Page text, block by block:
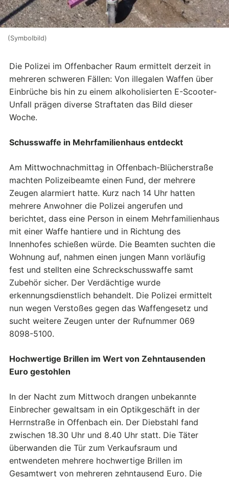
(Symbolbild)
Die Polizei im Offenbacher Raum ermittelt derzeit in
mehreren schweren Fällen: Von illegalen Waffen über
Einbrüche bis hin zu einem alkoholisierten E-Scooter-
Unfall prägen diverse Straftaten das Bild dieser
Woche.
Schusswaffe in Mehrfamilienhaus entdeckt
Am Mittwochnachmittag in Offenbach-Blücherstraße
machten Polizeibeamte einen Fund, der mehrere
Zeugen alarmiert hatte. Kurz nach 14 Uhr hatten
mehrere Anwohner die Polizei angerufen und
berichtet, dass eine Person in einem Mehrfamilienhaus
mit einer Waffe hantiere und in Richtung des
Innenhofes schießen würde. Die Beamten suchten die
Wohnung auf, nahmen einen jungen Mann vorläufig
fest und stellten eine Schreckschusswaffe samt
Zubehör sicher. Der Verdächtige wurde
erkennungsdienstlich behandelt. Die Polizei ermittelt
nun wegen Verstoßes gegen das Waffengesetz und
sucht weitere Zeugen unter der Rufnummer 069
8098-5100.
Hochwertige Brillen im Wert von Zehntausenden
Euro gestohlen
In der Nacht zum Mittwoch drangen unbekannte
Einbrecher gewaltsam in ein Optikgeschäft in der
Herrnstraße in Offenbach ein. Der Diebstahl fand
zwischen 18.30 Uhr und 8.40 Uhr statt. Die Täter
überwanden die Tür zum Verkaufsraum und
entwendeten mehrere hochwertige Brillen im
Gesamtwert von mehreren zehntausend Euro. Die